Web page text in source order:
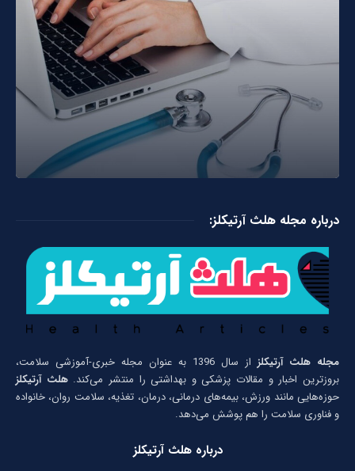
درباره مجله هلث آرتیکلز:
مجله هلث آرتیکلز
از سال 1396 به عنوان مجله خبری-آموزشی سلامت،
بروزترین اخبار و مقالات پزشکی و بهداشتی را منتشر می‌کند.هلث آرتیکلز
حوزه‌هایی مانند ورزش، بیمه‌های درمانی، درمان، تغذیه، سلامت روان، خانواده
و فناوری سلامت را هم پوشش می‌دهد.
درباره هلث آرتیکلز